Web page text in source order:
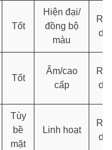
Tốt
Hiện đại/
đồng bộ
màu
Rất
dễ
Tốt
Ấm/cao
cấp
Rất
dễ
Tùy
bề
mặt
Linh hoạt
Rất
dễ